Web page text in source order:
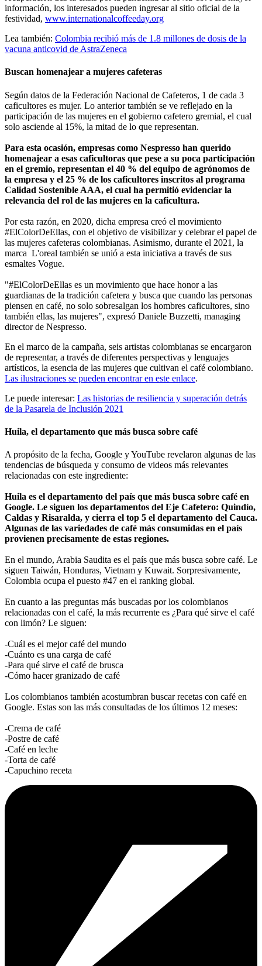
información, los interesados pueden ingresar al sitio oficial de la
festividad, www.internationalcoffeeday.org
Lea también: Colombia recibió más de 1.8 millones de dosis de la
vacuna anticovid de AstraZeneca
Buscan homenajear a mujeres cafeteras
Según datos de la Federación Nacional de Cafeteros, 1 de cada 3
caficultores es mujer. Lo anterior también se ve reflejado en la
participación de las mujeres en el gobierno cafetero gremial, el cual
solo asciende al 15%, la mitad de lo que representan.
Para esta ocasión, empresas como Nespresso han querido
homenajear a esas caficultoras que pese a su poca participación
en el gremio, representan el 40 % del equipo de agrónomos de
la empresa y el 25 % de los caficultores inscritos al programa
Calidad Sostenible AAA, el cual ha permitió evidenciar la
relevancia del rol de las mujeres en la caficultura.
Por esta razón, en 2020, dicha empresa creó el movimiento
#ElColorDeEllas, con el objetivo de visibilizar y celebrar el papel de
las mujeres cafeteras colombianas. Asimismo, durante el 2021, la
marca L'oreal también se unió a esta iniciativa a través de sus
esmaltes Vogue.
"#ElColorDeEllas es un movimiento que hace honor a las
guardianas de la tradición cafetera y busca que cuando las personas
piensen en café, no solo sobresalgan los hombres caficultores, sino
también ellas, las mujeres", expresó Daniele Buzzetti, managing
director de Nespresso.
En el marco de la campaña, seis artistas colombianas se encargaron
de representar, a través de diferentes perspectivas y lenguajes
artísticos, la esencia de las mujeres que cultivan el café colombiano.
Las ilustraciones se pueden encontrar en este enlace.
Le puede interesar: Las historias de resiliencia y superación detrás
de la Pasarela de Inclusión 2021
Huila, el departamento que más busca sobre café
A propósito de la fecha, Google y YouTube revelaron algunas de las
tendencias de búsqueda y consumo de videos más relevantes
relacionadas con este ingrediente:
Huila es el departamento del país que más busca sobre café en
Google. Le siguen los departamentos del Eje Cafetero: Quindío,
Caldas y Risaralda, y cierra el top 5 el departamento del Cauca.
Algunas de las variedades de café más consumidas en el país
provienen precisamente de estas regiones.
En el mundo, Arabia Saudita es el país que más busca sobre café. Le
siguen Taiwán, Honduras, Vietnam y Kuwait. Sorpresivamente,
Colombia ocupa el puesto #47 en el ranking global.
En cuanto a las preguntas más buscadas por los colombianos
relacionadas con el café, la más recurrente es ¿Para qué sirve el café
con limón? Le siguen:
-Cuál es el mejor café del mundo
-Cuánto es una carga de café
-Para qué sirve el café de brusca
-Cómo hacer granizado de café
Los colombianos también acostumbran buscar recetas con café en
Google. Estas son las más consultadas de los últimos 12 meses:
-Crema de café
-Postre de café
-Café en leche
-Torta de café
-Capuchino receta